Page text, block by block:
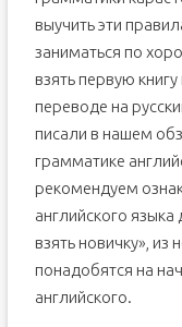
выучить эти
заниматься по
взять первую
переводе на
писали в нашем
грамматике
рекомендуем
английского
взять новичку», из
понадобятся на
английского.